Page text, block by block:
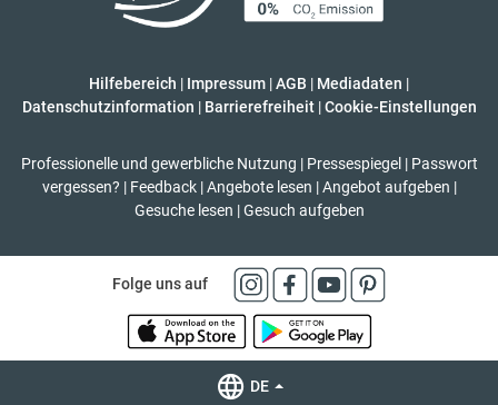
Hilfebereich | Impressum |AGB | Mediadaten |
Datenschutzinformation | Barrierefreiheit | Cookie-Einstellungen
Professionelle und gewerbliche Nutzung | Pressespiegel | Passwort
vergessen? | Feedback | Angebote lesen | Angebot aufgeben |
Gesuche lesen | Gesuch aufgeben
Folge uns auf
DE